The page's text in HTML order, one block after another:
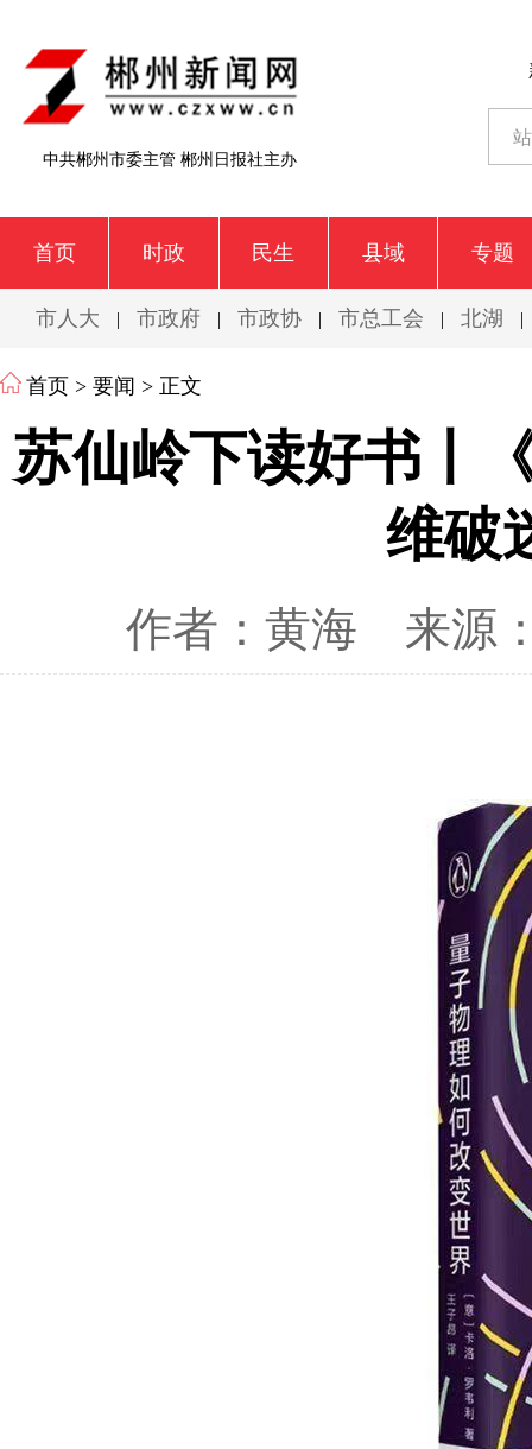
中共郴州市委主管 郴州日报社主办
首页 时政 民生 县域 专题
市人大 | 市政府 | 市政协 | 市总工会 | 北湖 |
首页 > 要闻 > 正文
苏仙岭下读好书丨
维破
作者：黄海 来源